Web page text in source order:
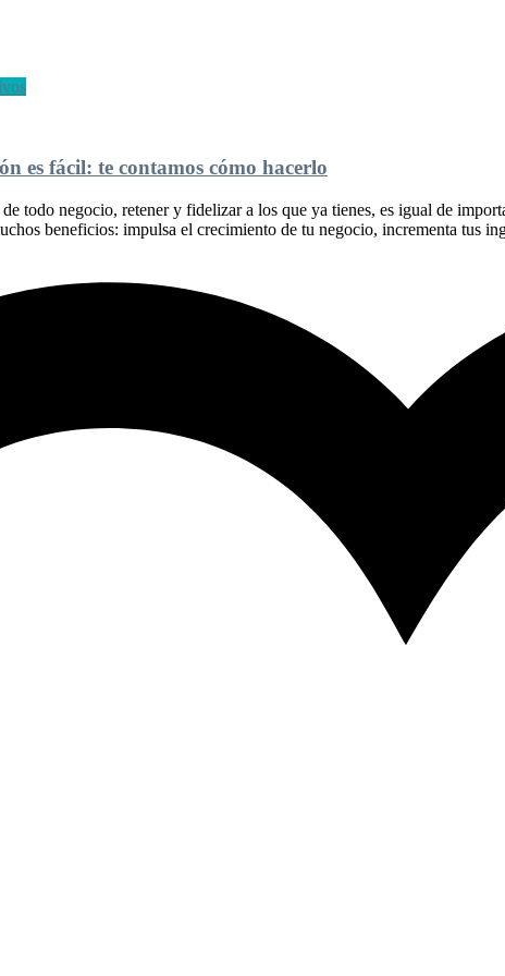
es fácil: te contamos cómo hacerlo
todo negocio, retener y fidelizar a los que ya tienes, es igual de
beneficios: impulsa el crecimiento de tu negocio, incrementa tus